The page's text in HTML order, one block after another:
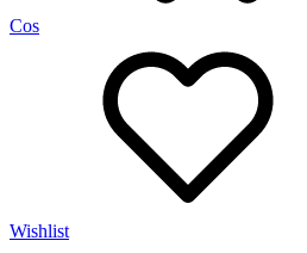
Cos
Wishlist